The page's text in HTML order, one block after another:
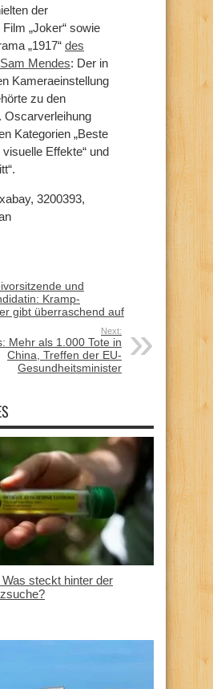
der
„Joker“ sowie
„1917“ des
Mendes: Der in
Kameraeinstellung
zu den
Oscarverleihung
Kategorien „Beste
visuelle Effekte“ und
3200393,
und
Kramp-
gibt überraschend auf
Next:
Mehr als 1.000 Tote in
China, Treffen der EU-
Gesundheitsminister
steckt hinter der